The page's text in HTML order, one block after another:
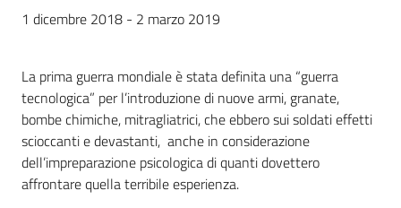
i
contenuti
Risorse
online
1 dicembre 2018 - 2 marzo 2019
La prima guerra mondiale è stata definita una “guerra
tecnologica” per l’introduzione di nuove armi, granate,
bombe chimiche, mitragliatrici, che ebbero sui soldati effetti
scioccanti e devastanti, anche in considerazione
dell’impreparazione psicologica di quanti dovettero
affrontare quella terribile esperienza.